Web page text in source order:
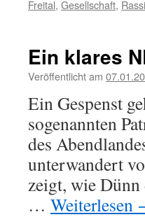
Freital, Gesellschaft,
Ein klares
Veröffentlicht am
Ein Gespenst
sogenannten
des
unterwandert
zeigt, wie Dünn
… Weiterlesen